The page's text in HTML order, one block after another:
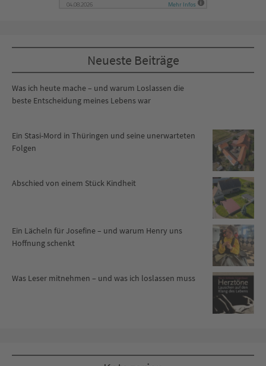
Neueste Beiträge
Was ich heute mache – und warum Loslassen die
beste Entscheidung meines Lebens war
Ein Stasi-Mord in Thüringen und seine unerwarteten
Folgen
Abschied von einem Stück Kindheit
Ein Lächeln für Josefine – und warum Henry uns
Hoffnung schenkt
Was Leser mitnehmen – und was ich loslassen muss